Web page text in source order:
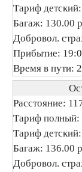
Тариф
Багаж: 130.00
Добровол.
Прибытие:
Время в пути:
Расстояние:
Тариф полный:
Тариф
Багаж: 136.00
Добровол.